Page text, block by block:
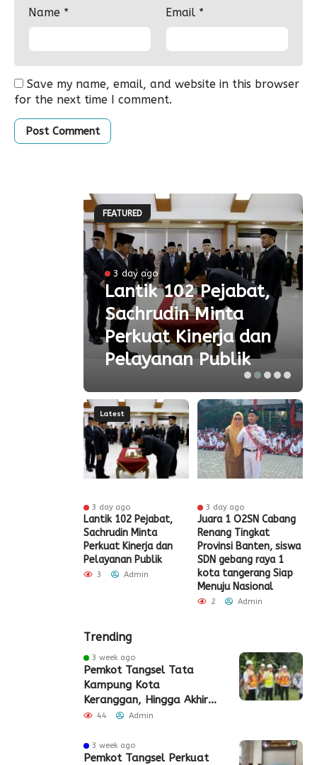
Name * Email *
Save my name, email, and website in this browser
for the next time I comment.
FEATURED
3 day ago
Lantik 102 Pejabat,
Sachrudin Minta
Perkuat Kinerja dan
Pelayanan Publik
Latest
3 day ago
Lantik 102 Pejabat,
Sachrudin Minta
Perkuat Kinerja dan
Pelayanan Publik
3 Admin
3 day ago
Juara 1 O2SN Cabang
Renang Tingkat
Provinsi Banten, siswa
SDN gebang raya 1
kota tangerang Siap
Menuju Nasional
2 Admin
Trending
3 week ago
Pemkot Tangsel Tata
Kampung Kota
Keranggan, Hingga Akhir
2026
44 Admin
3 week ago
Pemkot Tangsel Perkuat